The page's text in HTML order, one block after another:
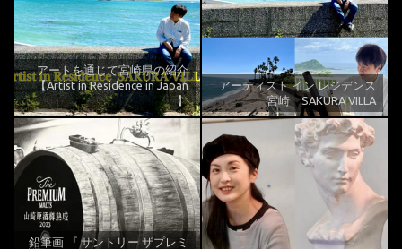
アートを通じて宮崎県の紹介
【Artist in Residence in Japan
】
アーティスト イン レジデンス
宮崎 SAKURA VILLA
鉛筆画 『 サントリー ザプレミ